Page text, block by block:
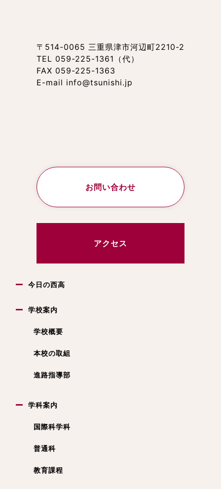
〒514-0065 三重県津市河辺町2210-2
TEL 059-225-1361（代）
FAX 059-225-1363
E-mail info@tsunishi.jp
お問い合わせ
アクセス
今日の西高
学校案内
学校概要
本校の取組
進路指導部
学科案内
国際科学科
普通科
教育課程